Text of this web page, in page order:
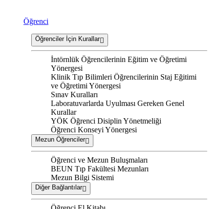
Öğrenci
Öğrenciler İçin Kurallar
İntörnlük Öğrencilerinin Eğitim ve Öğretimi
Yönergesi
Klinik Tıp Bilimleri Öğrencilerinin Staj Eğitimi
ve Öğretimi Yönergesi
Sınav Kuralları
Laboratuvarlarda Uyulması Gereken Genel
Kurallar
YÖK Öğrenci Disiplin Yönetmeliği
Öğrenci Konseyi Yönergesi
Mezun Öğrenciler
Öğrenci ve Mezun Buluşmaları
BEUN Tıp Fakültesi Mezunları
Mezun Bilgi Sistemi
Diğer Bağlantılar